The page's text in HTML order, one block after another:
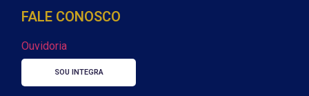
FALE CONOSCO
Ouvidoria
SOU INTEGRA